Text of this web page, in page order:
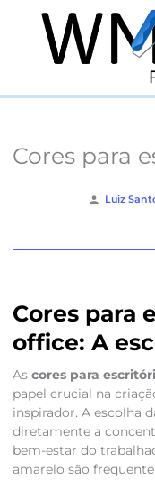
conteúdo
Cores para
Luiz
Cores para
office: A
As cores para
papel crucial na
inspirador. A escolha
diretamente a
bem-estar do
amarelo são